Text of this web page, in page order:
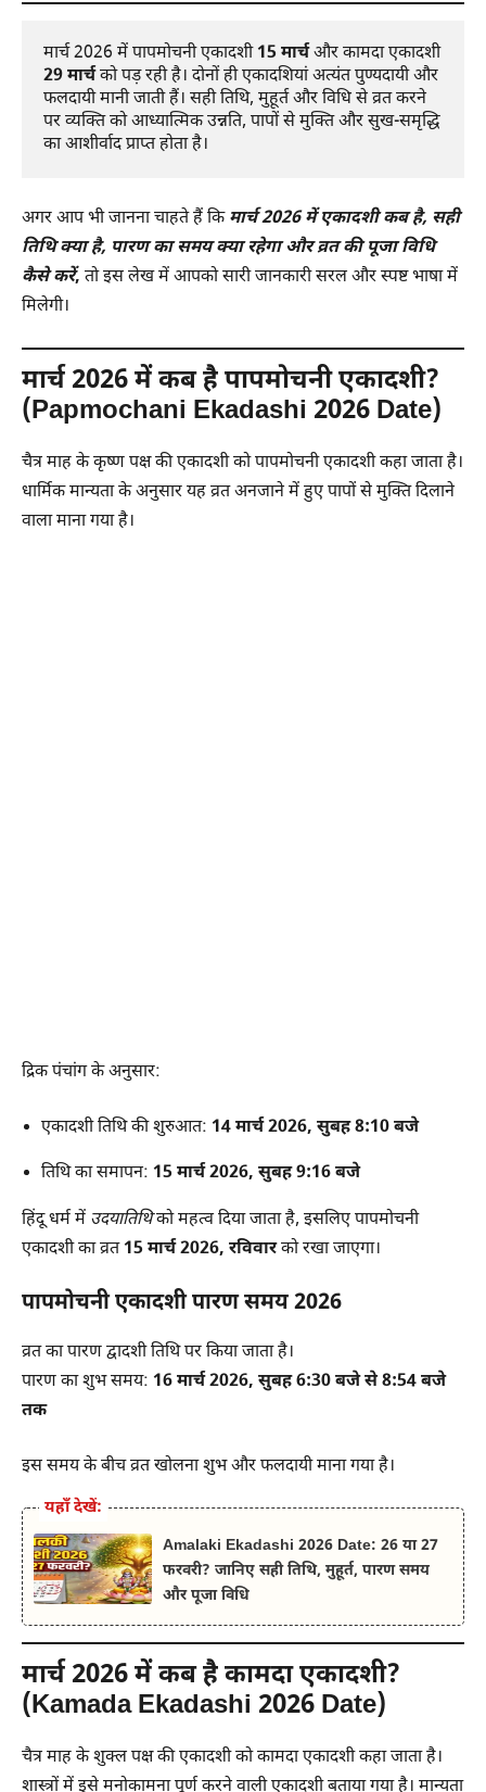
मार्च 2026 में पापमोचनी एकादशी 15 मार्च
और कामदा एकादशी
29 मार्च को पड़ रही है। दोनों ही एकादशियां अत्यंत पुण्यदायी और
फलदायी मानी जाती हैं। सही तिथि, मुहूर्त और विधि से व्रत करने
पर व्यक्ति को आध्यात्मिक उन्नति, पापों से मुक्ति और सुख-समृद्धि
का आशीर्वाद प्राप्त होता है।
अगर आप भी जानना चाहते हैं किमार्च 2026 में एकादशी कब है, सही
तिथि क्या है, पारण का समय क्या रहेगा और व्रत की पूजा विधि
कैसे करें, तो इस लेख में आपको सारी जानकारी सरल और स्पष्ट भाषा में
मिलेगी।
मार्च 2026 में कब है पापमोचनी एकादशी?
(Papmochani Ekadashi 2026 Date)
चैत्र माह के कृष्ण पक्ष की एकादशी को पापमोचनी एकादशी कहा जाता है।
धार्मिक मान्यता के अनुसार यह व्रत अनजाने में हुए पापों से मुक्ति दिलाने
वाला माना गया है।
द्रिक पंचांग के अनुसार:
एकादशी तिथि की शुरुआत: 14 मार्च 2026, सुबह 8:10 बजे
तिथि का समापन: 15 मार्च 2026, सुबह 9:16 बजे
हिंदू धर्म में उदयातिथिको महत्व दिया जाता है, इसलिए पापमोचनी
एकादशी का व्रत15 मार्च 2026, रविवारको रखा जाएगा।
पापमोचनी एकादशी पारण समय 2026
व्रत का पारण द्वादशी तिथि पर किया जाता है।
पारण का शुभ समय: 16 मार्च 2026, सुबह 6:30 बजे से 8:54 बजे
तक
इस समय के बीच व्रत खोलना शुभ और फलदायी माना गया है।
यहाँ देखें:
Amalaki Ekadashi 2026 Date: 26 या 27
फरवरी? जानिए सही तिथि, मुहूर्त, पारण समय
और पूजा विधि
मार्च 2026 में कब है कामदा एकादशी?
(Kamada Ekadashi 2026 Date)
चैत्र माह के शुक्ल पक्ष की एकादशी को कामदा एकादशी कहा जाता है।
शास्त्रों में इसे मनोकामना पूर्ण करने वाली एकादशी बताया गया है। मान्यता